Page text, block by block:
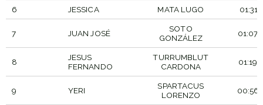
6 JESSICA MATA LUGO
7 JUAN JOSÉ
SOTO
GONZÁLEZ
8
JESUS
FERNANDO
TURRUMBLUT
CARDONA
9 YERI
SPARTACUS
LORENZO